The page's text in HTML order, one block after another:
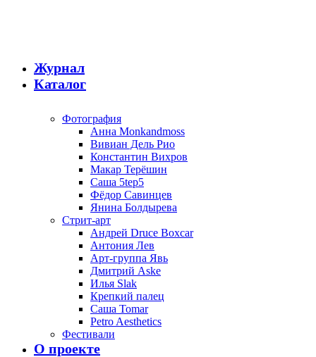
Журнал
Каталог
Фотография
Анна Monkandmoss
Вивиан Дель Рио
Константин Вихров
Макар Терёшин
Саша 5tep5
Фёдор Савинцев
Янина Болдырева
Стрит-арт
Андрей Druce Boxcar
Антония Лев
Арт-группа Явь
Дмитрий Aske
Илья Slak
Крепкий палец
Саша Tomar
Petro Aesthetics
Фестивали
О проекте